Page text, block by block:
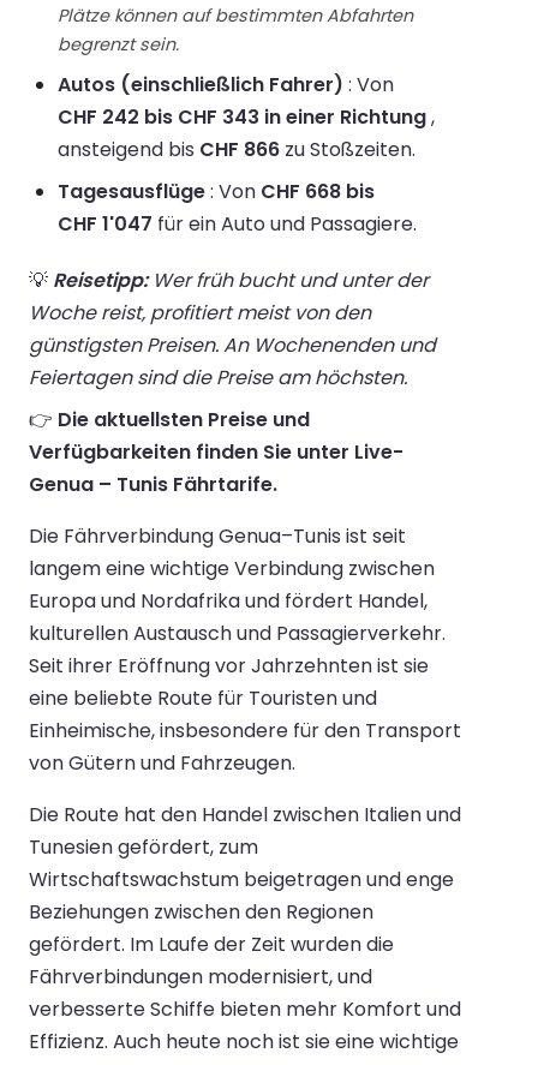
Plätze können auf bestimmten Abfahrten
begrenzt sein.
Autos (einschließlich Fahrer) : Von
CHF 242 bis CHF 343 in einer Richtung,
ansteigend bis CHF 866 zu Stoßzeiten.
Tagesausflüge: Von CHF 668 bis
CHF 1'047 für ein Auto und Passagiere.
💡 Reisetipp:Wer früh bucht und unter der
Woche reist, profitiert meist von den
günstigsten Preisen. An Wochenenden und
Feiertagen sind die Preise am höchsten.
👉 Die aktuellsten Preise und
Verfügbarkeiten finden Sie unter Live-
Genua – Tunis Fährtarife.
Die Fährverbindung Genua–Tunis ist seit
langem eine wichtige Verbindung zwischen
Europa und Nordafrika und fördert Handel,
kulturellen Austausch und Passagierverkehr.
Seit ihrer Eröffnung vor Jahrzehnten ist sie
eine beliebte Route für Touristen und
Einheimische, insbesondere für den Transport
von Gütern und Fahrzeugen.
Die Route hat den Handel zwischen Italien und
Tunesien gefördert, zum
Wirtschaftswachstum beigetragen und enge
Beziehungen zwischen den Regionen
gefördert. Im Laufe der Zeit wurden die
Fährverbindungen modernisiert, und
verbesserte Schiffe bieten mehr Komfort und
Effizienz. Auch heute noch ist sie eine wichtige